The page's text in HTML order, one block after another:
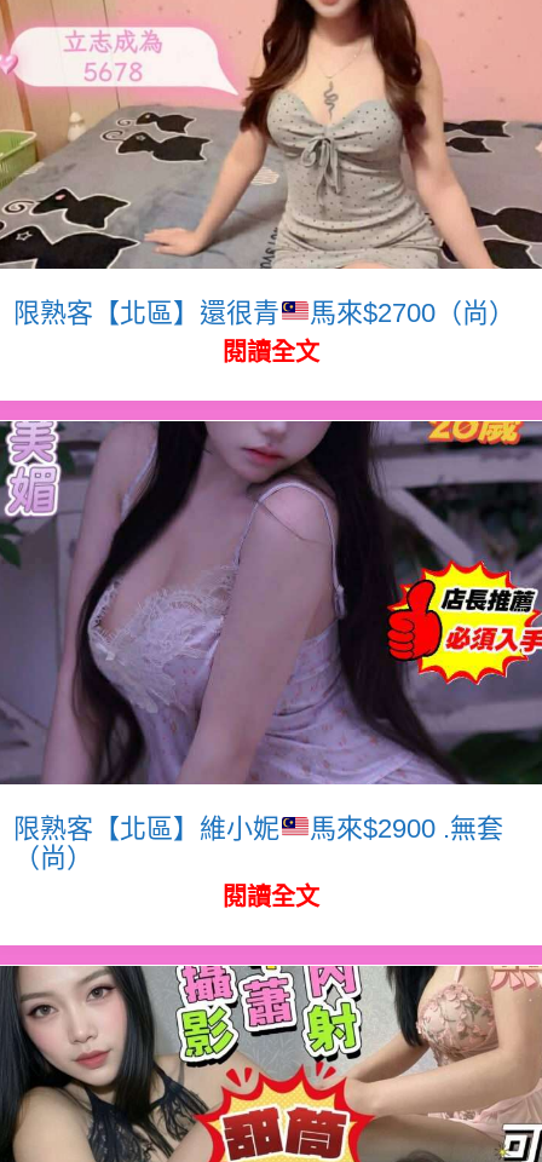
限熟客【北區】還很青 馬來$2700（尚）
閱讀全文
限熟客【北區】維小妮
馬來$2900 .無套
（尚）
閱讀全文